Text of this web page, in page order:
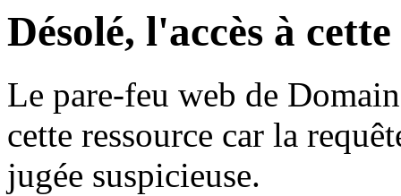
Désolé, l'accès à
Le pare-feu web de
cette ressource car la
jugée suspicieuse.